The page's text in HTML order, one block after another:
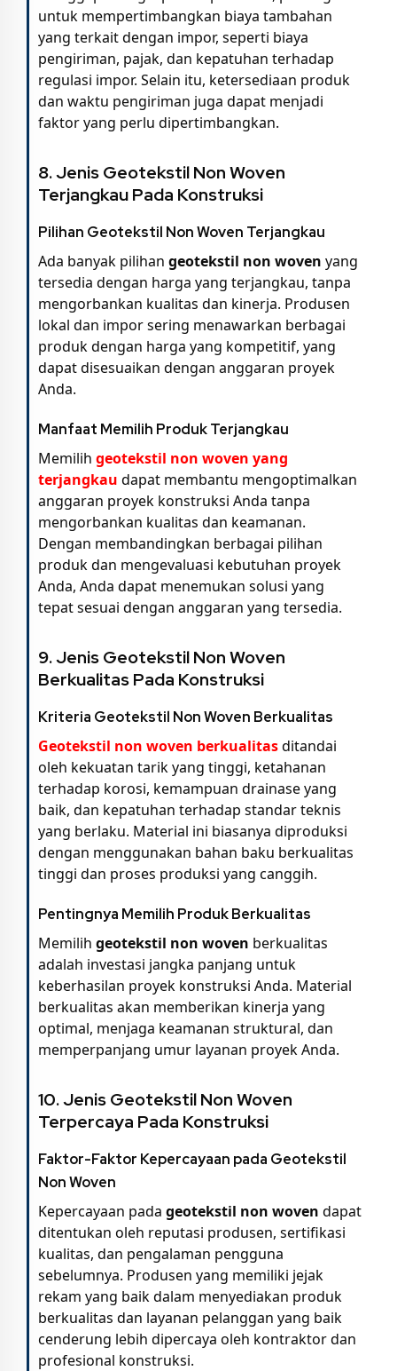
untuk mempertimbangkan biaya tambahan
yang terkait dengan impor, seperti biaya
pengiriman, pajak, dan kepatuhan terhadap
regulasi impor. Selain itu, ketersediaan produk
dan waktu pengiriman juga dapat menjadi
faktor yang perlu dipertimbangkan.
8. Jenis Geotekstil Non Woven
Terjangkau Pada Konstruksi
Pilihan Geotekstil Non Woven Terjangkau
Ada banyak pilihan geotekstil non woven yang
tersedia dengan harga yang terjangkau, tanpa
mengorbankan kualitas dan kinerja. Produsen
lokal dan impor sering menawarkan berbagai
produk dengan harga yang kompetitif, yang
dapat disesuaikan dengan anggaran proyek
Anda.
Manfaat Memilih Produk Terjangkau
Memilih geotekstil non woven yang
terjangkau dapat membantu mengoptimalkan
anggaran proyek konstruksi Anda tanpa
mengorbankan kualitas dan keamanan.
Dengan membandingkan berbagai pilihan
produk dan mengevaluasi kebutuhan proyek
Anda, Anda dapat menemukan solusi yang
tepat sesuai dengan anggaran yang tersedia.
9. Jenis Geotekstil Non Woven
Berkualitas Pada Konstruksi
Kriteria Geotekstil Non Woven Berkualitas
Geotekstil non woven berkualitasditandai
oleh kekuatan tarik yang tinggi, ketahanan
terhadap korosi, kemampuan drainase yang
baik, dan kepatuhan terhadap standar teknis
yang berlaku. Material ini biasanya diproduksi
dengan menggunakan bahan baku berkualitas
tinggi dan proses produksi yang canggih.
Pentingnya Memilih Produk Berkualitas
Memilih geotekstil non woven berkualitas
adalah investasi jangka panjang untuk
keberhasilan proyek konstruksi Anda. Material
berkualitas akan memberikan kinerja yang
optimal, menjaga keamanan struktural, dan
memperpanjang umur layanan proyek Anda.
10. Jenis Geotekstil Non Woven
Terpercaya Pada Konstruksi
Faktor-Faktor Kepercayaan pada Geotekstil
Non Woven
Kepercayaan pada geotekstil non woven dapat
ditentukan oleh reputasi produsen, sertifikasi
kualitas, dan pengalaman pengguna
sebelumnya. Produsen yang memiliki jejak
rekam yang baik dalam menyediakan produk
berkualitas dan layanan pelanggan yang baik
cenderung lebih dipercaya oleh kontraktor dan
profesional konstruksi.